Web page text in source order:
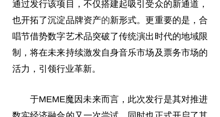
通过发行该项目，不仅搭建起吸引受众的新通道，
也开拓了沉淀品牌资产的新形式。更重要的是，合
唱节借势数字艺术品突破了传统演出时代的地域限
制，将在未来持续激发自身音乐市场及票务市场的
活力，引领行业革新。
于MEME魔因未来而言，此次发行是其对推进